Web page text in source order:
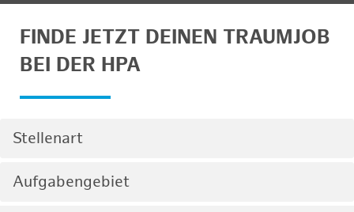
FINDE JETZT DEINEN TRAUMJOB
BEI DER HPA
Stellenart
Aufgabengebiet